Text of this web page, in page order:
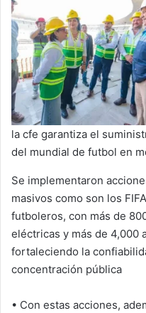
la cfe garantiza el
del mundial de futbol en
Se implementaron
masivos como son los
futboleros, con más de
eléctricas y más de 4,000
fortaleciendo la
concentración pública
• Con estas acciones,